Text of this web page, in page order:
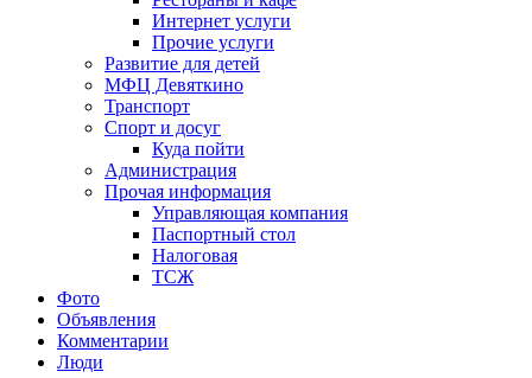
Интернет услуги
Прочие услуги
Развитие для детей
МФЦ Девяткино
Транспорт
Спорт и досуг
Куда пойти
Администрация
Прочая информация
Управляющая компания
Паспортный стол
Налоговая
ТСЖ
Фото
Объявления
Комментарии
Люди